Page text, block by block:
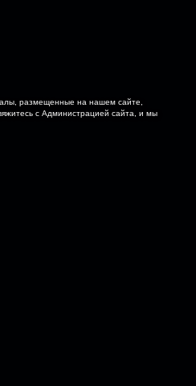
размещенные на нашем сайте,
с Администрацией сайта, и мы